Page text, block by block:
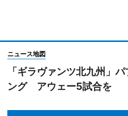
ニュース地図
「ギラヴァンツ北九州」
ング アウェー5試合を